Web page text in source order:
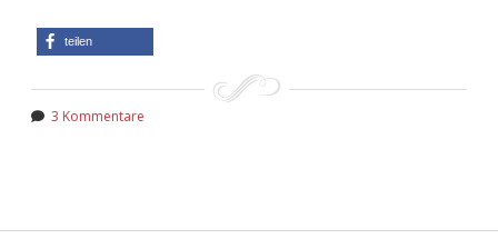
teilen
3 Kommentare